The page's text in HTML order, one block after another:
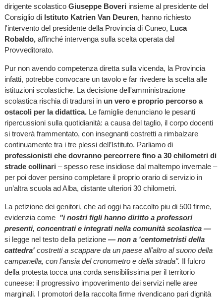
dirigente scolastico Giuseppe Boveri insieme al presidente del
Consiglio di Istituto Katrien Van Deuren, hanno richiesto
l'intervento del presidente della Provincia di Cuneo, Luca
Robaldo,affinché intervenga sulla scelta operata dal
Provveditorato.
Pur non avendo competenza diretta sulla vicenda, la Provincia
infatti, potrebbe convocare un tavolo e far rivedere la scelta alle
istituzioni scolastiche. La decisione dell'amministrazione
scolastica rischia di tradursi in un vero e proprio percorso a
ostacoli per la didattica.Le famiglie denunciano le pesanti
ripercussioni sulla quotidianità: a causa del taglio, il corpo docenti
si troverà frammentato, con insegnanti costretti a rimbalzare
continuamente tra i tre plessi dell’Istituto. Parliamo di
professionisti che dovranno percorrere fino a 30 chilometri di
strade collinari – spesso rese insidiose dal maltempo invernale –
per poi dover persino completare il proprio orario di servizio in
un’altra scuola ad Alba, distante ulteriori 30 chilometri.
La petizione dei genitori, che ad oggi ha raccolto piu di 500 firme,
evidenzia come "i nostri figli hanno diritto a professori
presenti, concentrati e integrati nella comunità scolastica —
si legge nel testo della petizione — non a 'centometristi della
cattedra'costretti a scappare da un paese all'altro al suono della
campanella, con l'ansia del cronometro e della strada". Il fulcro
della protesta tocca una corda sensibilissima per il territorio
cuneese: il progressivo impoverimento dei servizi nelle aree
marginali. I promotori della raccolta firme rivendicano pari dignità